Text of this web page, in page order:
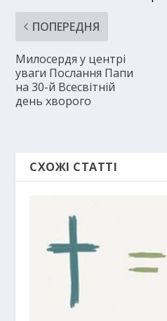
ПОПЕРЕДНЯ
Милосердя у центрі
уваги Послання Папи
на 30-й Всесвітній
день хворого
СХОЖІ СТАТТІ